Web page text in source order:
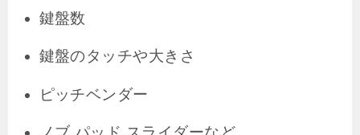
鍵盤数
鍵盤のタッチや大きさ
ピッチベンダー